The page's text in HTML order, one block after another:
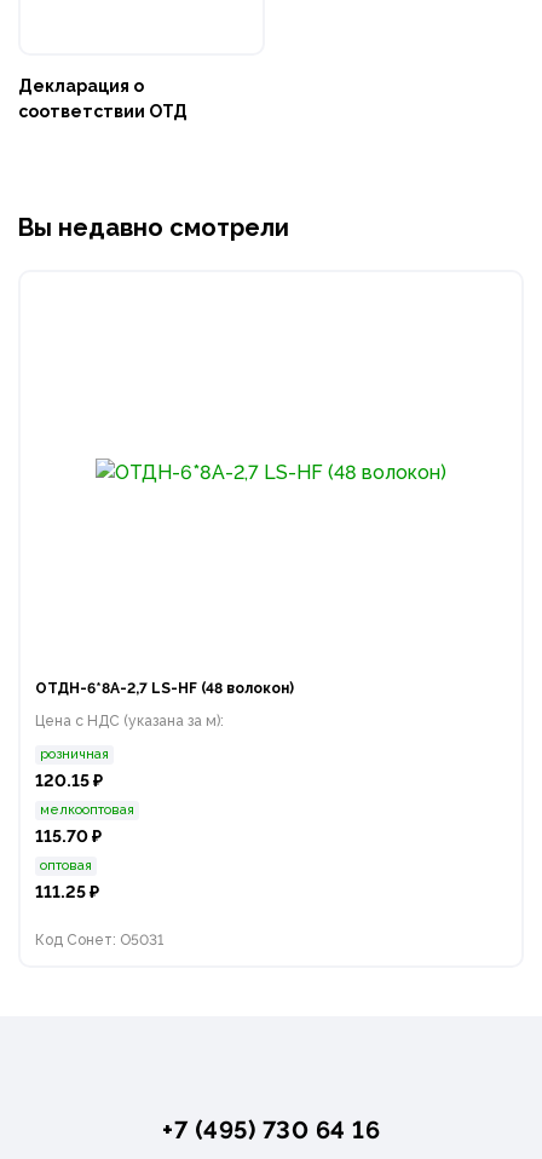
Декларация о
соответствии ОТД
Вы недавно смотрели
ОТДН-6*8А-2,7 LS-HF (48 волокон)
Цена с НДС (указана за м):
розничная
120.15 ₽
мелкооптовая
115.70 ₽
оптовая
111.25 ₽
Код Сонет: O5031
+7 (495) 730 64 16